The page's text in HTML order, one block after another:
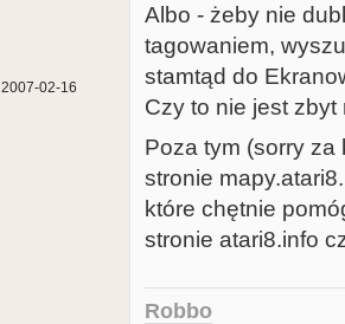
2007-02-16
Albo - żeby nie
tagowaniem,
stamtąd do
Czy to nie jest
Poza tym (sorry
stronie
które chętnie
stronie atari8.info
Robbo